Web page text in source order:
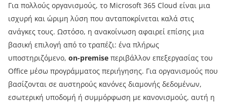
Για πολλούς οργανισμούς, το Microsoft 365 Cloud είναι μια
ισχυρή και ώριμη λύση που ανταποκρίνεται καλά στις
ανάγκες τους. Ωστόσο, η ανακοίνωση αφαιρεί επίσης μια
βασική επιλογή από το τραπέζι: ένα πλήρως
υποστηριζόμενο, on-premise περιβάλλον επεξεργασίας του
Office μέσω προγράμματος περιήγησης. Για οργανισμούς που
βασίζονται σε αυστηρούς κανόνες διαμονής δεδομένων,
εσωτερική υποδομή ή συμμόρφωση με κανονισμούς, αυτή η